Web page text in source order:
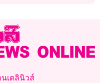
เดลินิวส์